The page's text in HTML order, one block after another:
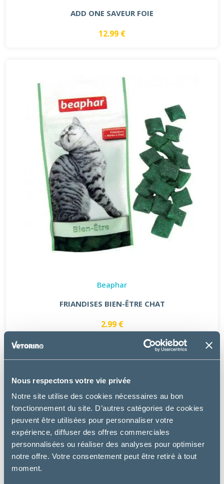
Nous respectons votre vie privée
Notre site utilise des cookies nécessaires au bon
fonctionnement du site. D’autres catégories de cookies
peuvent être utilisées pour personnaliser votre
expérience, diffuser des offres commerciales
personnalisées ou réaliser des analyses pour optimiser
notre offre. Votre consentement peut être retiré à tout
moment.
ADD ONE SAVEUR FOIE
12.99 €
Beaphar
FRIANDISES BIEN-ÊTRE CHAT
2.99 €